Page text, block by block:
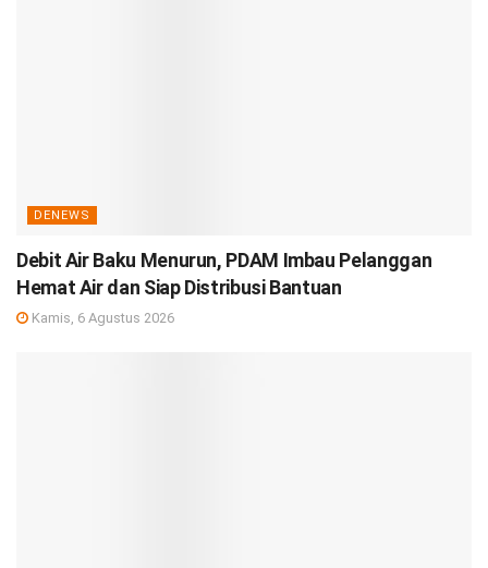
DENEWS
Debit Air Baku Menurun, PDAM Imbau Pelanggan
Hemat Air dan Siap Distribusi Bantuan
Kamis, 6 Agustus 2026